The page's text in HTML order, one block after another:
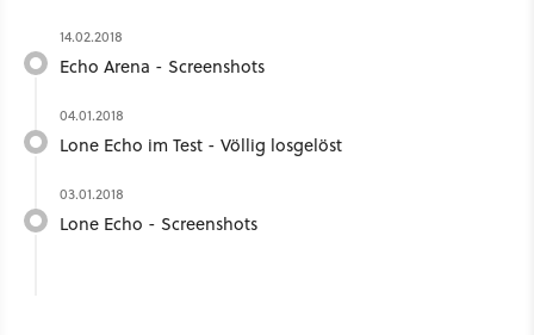
14.02.2018
Echo Arena - Screenshots
04.01.2018
Lone Echo im Test - Völlig losgelöst
03.01.2018
Lone Echo - Screenshots